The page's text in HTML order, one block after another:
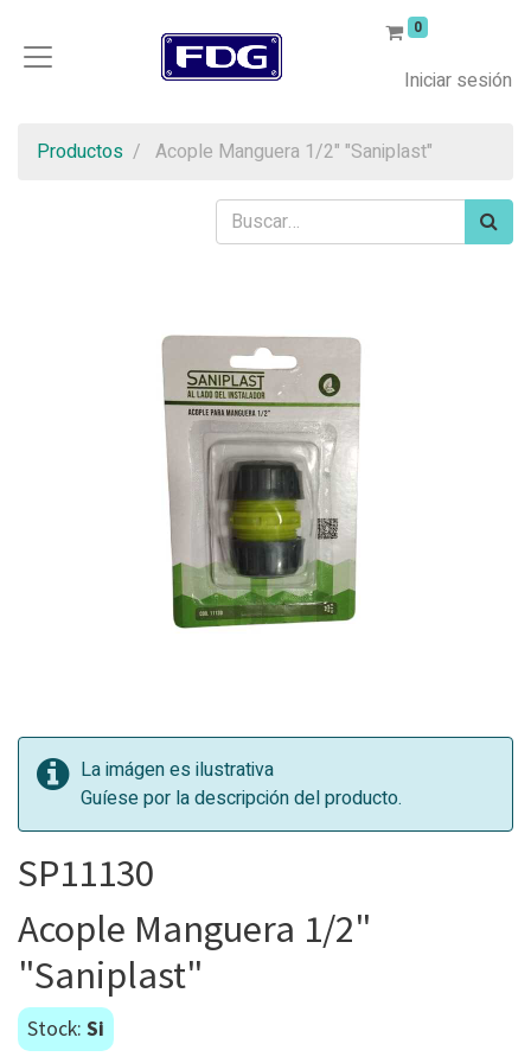
0
Iniciar sesión
Productos Acople Manguera 1/2" "Saniplast"
La imágen es ilustrativa
Guíese por la descripción del producto.
SP11130
Acople Manguera 1/2"
"Saniplast"
Stock: Si